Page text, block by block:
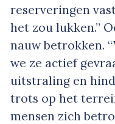
reserveringen
het zou lukken.”
nauw betrokken.
we ze actief
uitstraling en
trots op het
mensen zich